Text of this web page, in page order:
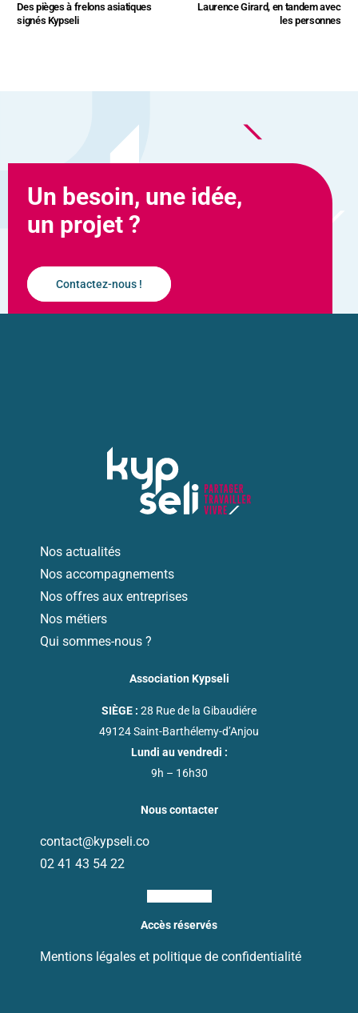
Des pièges à frelons asiatiques
signés Kypseli
Laurence Girard, en tandem avec
les personnes
Un besoin, une idée,
un projet ?
Contactez-nous !
Nos actualités
Nos accompagnements
Nos offres aux entreprises
Nos métiers
Qui sommes-nous ?
Association Kypseli
SIÈGE : 28 Rue de la Gibaudiére
49124 Saint-Barthélemy-d’Anjou
Lundi au vendredi :
9h – 16h30
Nous contacter
contact@kypseli.co
02 41 43 54 22
Accès réservés
Mentions légales et politique de confidentialité
02 41 43 54 22